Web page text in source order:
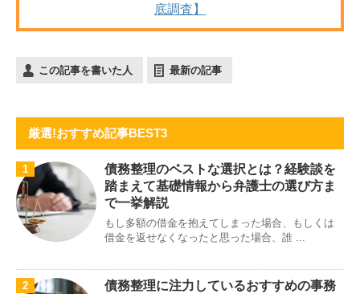
底調査】
この記事を書いた人 最新の記事
厳選!おすすめ記事BEST3
1
債務整理のベストな選択とは？経験談を
踏まえて基礎情報から弁護士の選び方ま
で一挙解説
もし多額の借金を抱えてしまった場合、もしくは
借金を返せなくなったと思った場合、誰 ...
2
債務整理に注力しているおすすめの事務